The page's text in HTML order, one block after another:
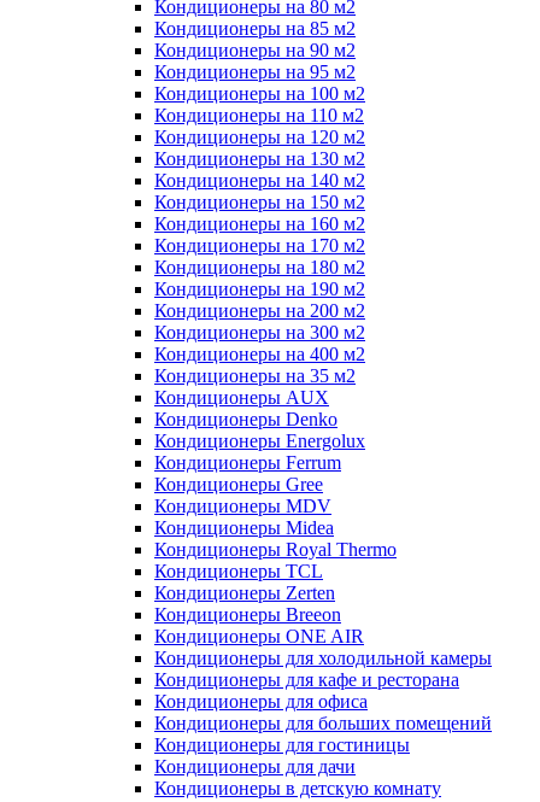
Кондиционеры на 80 м2
Кондиционеры на 85 м2
Кондиционеры на 90 м2
Кондиционеры на 95 м2
Кондиционеры на 100 м2
Кондиционеры на 110 м2
Кондиционеры на 120 м2
Кондиционеры на 130 м2
Кондиционеры на 140 м2
Кондиционеры на 150 м2
Кондиционеры на 160 м2
Кондиционеры на 170 м2
Кондиционеры на 180 м2
Кондиционеры на 190 м2
Кондиционеры на 200 м2
Кондиционеры на 300 м2
Кондиционеры на 400 м2
Кондиционеры на 35 м2
Кондиционеры AUX
Кондиционеры Denko
Кондиционеры Energolux
Кондиционеры Ferrum
Кондиционеры Gree
Кондиционеры MDV
Кондиционеры Midea
Кондиционеры Royal Thermo
Кондиционеры TCL
Кондиционеры Zerten
Кондиционеры Breeon
Кондиционеры ONE AIR
Кондиционеры для холодильной камеры
Кондиционеры для кафе и ресторана
Кондиционеры для офиса
Кондиционеры для больших помещений
Кондиционеры для гостиницы
Кондиционеры для дачи
Кондиционеры в детскую комнату